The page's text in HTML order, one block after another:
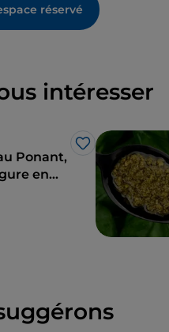
réservé
intéresser
J’aime
Ponant,
en